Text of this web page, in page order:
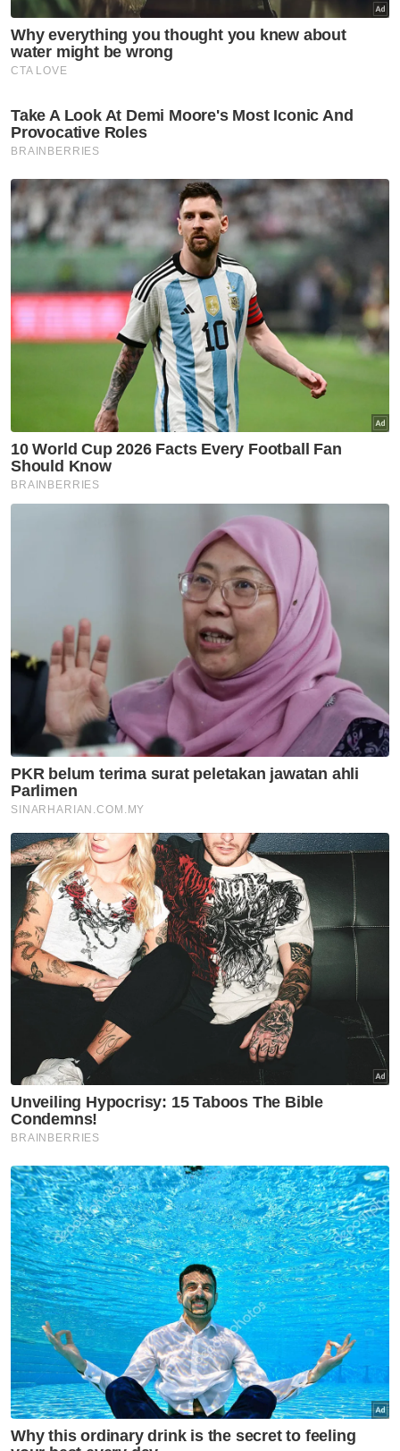
MBPP biayai pemeriksaan
bangunan warisan, elak insiden
runtuhan berulang
Pengusaha restoran rugi
RM2,000 diperdaya tempahan
palsu guna nama RXZ Members
Utara
Empat kereta terbakar di
kawasan semak
Utara
Bukit Malut bukan 'port'
Rohingya - Penduduk